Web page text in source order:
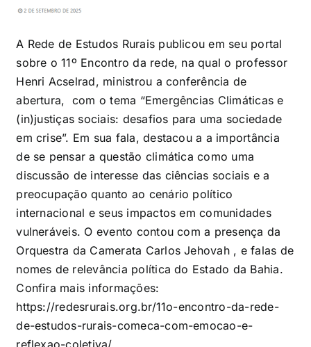
A Rede de Estudos Rurais publicou em seu portal
sobre o 11º Encontro da rede, na qual o professor
Henri Acselrad, ministrou a conferência de
abertura, com o tema “Emergências Climáticas e
(in)justiças sociais: desafios para uma sociedade
em crise”. Em sua fala, destacou a a importância
de se pensar a questão climática como uma
discussão de interesse das ciências sociais e a
preocupação quanto ao cenário político
internacional e seus impactos em comunidades
vulneráveis. O evento contou com a presença da
Orquestra da Camerata Carlos Jehovah , e falas de
nomes de relevância política do Estado da Bahia.
Confira mais informações:
https://redesrurais.org.br/11o-encontro-da-rede-
de-estudos-rurais-comeca-com-emocao-e-